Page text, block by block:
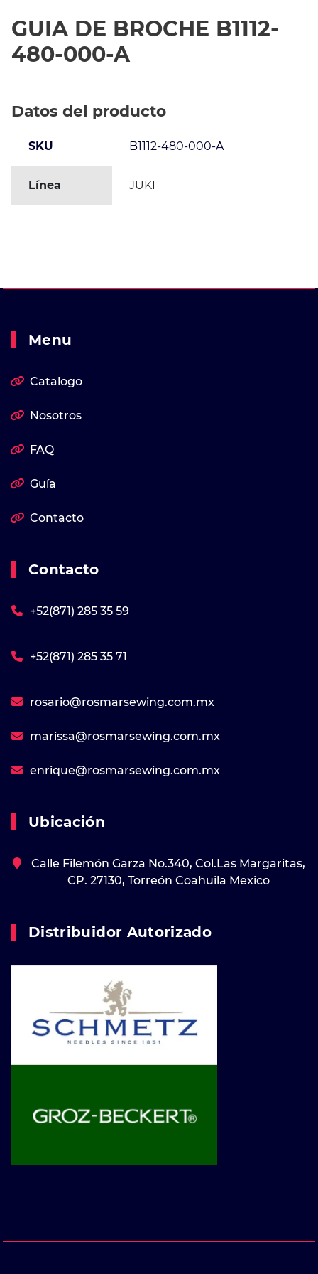
GUIA DE BROCHE B1112-
480-000-A
Datos del producto
SKU B1112-480-000-A
Línea JUKI
Menu
Catalogo
Nosotros
FAQ
Guía
Contacto
Contacto
+52(871) 285 35 59
+52(871) 285 35 71
rosario@rosmarsewing.com.mx
marissa@rosmarsewing.com.mx
enrique@rosmarsewing.com.mx
Ubicación
Calle Filemón Garza No.340, Col.Las Margaritas,
CP. 27130, Torreón Coahuila Mexico
Distribuidor Autorizado